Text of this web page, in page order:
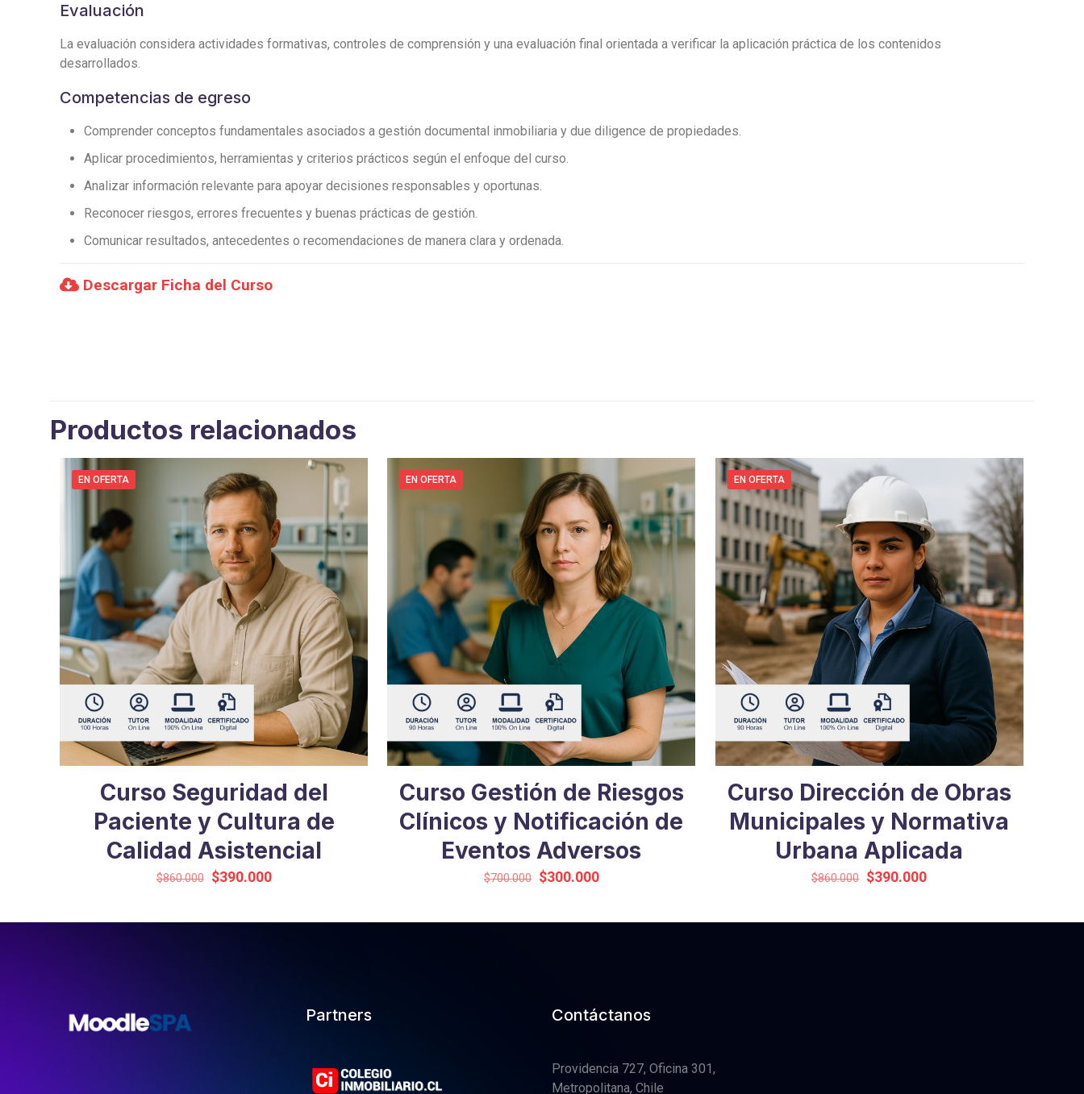
Evaluación
La evaluación considera actividades formativas, controles de comprensión y una evaluación final orientada a verificar la aplicación práctica de los contenidos
desarrollados.
Competencias de egreso
Comprender conceptos fundamentales asociados a gestión documental inmobiliaria y due diligence de propiedades.
Aplicar procedimientos, herramientas y criterios prácticos según el enfoque del curso.
Analizar información relevante para apoyar decisiones responsables y oportunas.
Reconocer riesgos, errores frecuentes y buenas prácticas de gestión.
Comunicar resultados, antecedentes o recomendaciones de manera clara y ordenada.
Descargar Ficha del Curso
Productos relacionados
EN OFERTA
Curso Seguridad del
Paciente y Cultura de
Calidad Asistencial
$860.000
El
$390.000El
EN OFERTA
Curso Gestión de Riesgos
Clínicos y Notificación de
Eventos Adversos
$700.000 El
$300.000El
EN OFERTA
Curso Dirección de Obras
Municipales y Normativa
Urbana Aplicada
$860.000 El
$390.000El
Partners Contáctanos
Providencia 727, Oficina 301,
Metropolitana, Chile